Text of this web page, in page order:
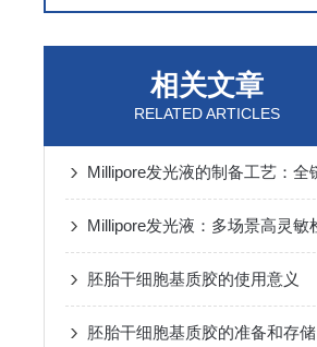
相关文章
RELATED ARTICLES
胚胎干细胞基质胶的使用意义
胚胎干细胞基质胶的准备和存储